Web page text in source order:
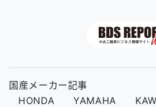
国産メーカー記事
HONDA
YAMAHA